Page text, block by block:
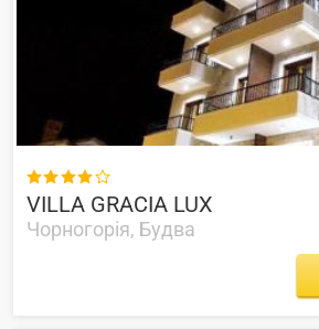

VILLA GRACIA LUX
Чорногорія, Будва